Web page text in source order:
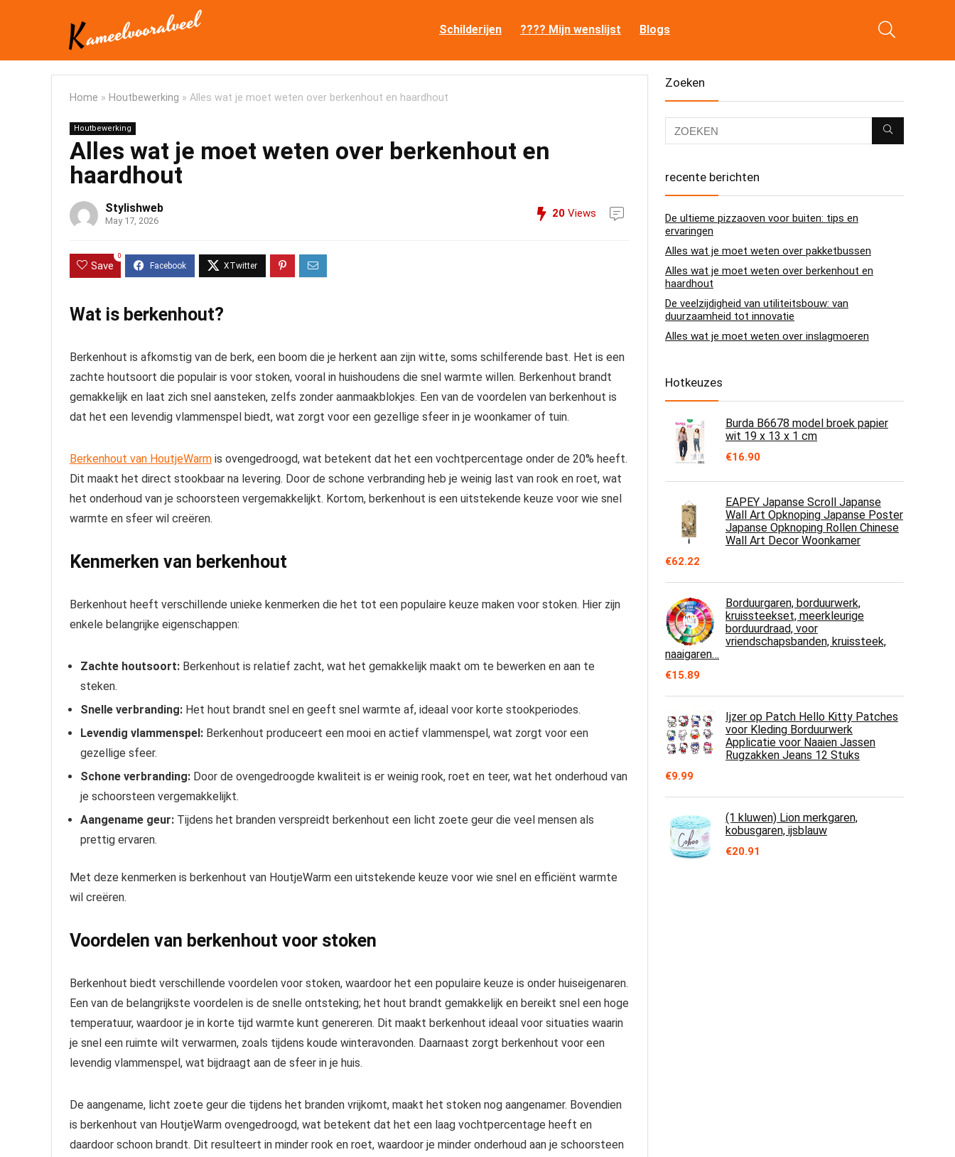
Schilderijen ???? Mijn wenslijst Blogs
Home » Houtbewerking » Alles wat je moet weten over berkenhout en haardhout
Houtbewerking
Alles wat je moet weten over berkenhout en
haardhout
Stylishweb
May 17, 2026
20 Views
Save
0
Wat is berkenhout?
Berkenhout is afkomstig van de berk, een boom die je herkent aan zijn witte, soms schilferende bast. Het is een
zachte houtsoort die populair is voor stoken, vooral in huishoudens die snel warmte willen. Berkenhout brandt
gemakkelijk en laat zich snel aansteken, zelfs zonder aanmaakblokjes. Een van de voordelen van berkenhout is
dat het een levendig vlammenspel biedt, wat zorgt voor een gezellige sfeer in je woonkamer of tuin.
Berkenhout van HoutjeWarm is ovengedroogd, wat betekent dat het een vochtpercentage onder de 20% heeft.
Dit maakt het direct stookbaar na levering. Door de schone verbranding heb je weinig last van rook en roet, wat
het onderhoud van je schoorsteen vergemakkelijkt. Kortom, berkenhout is een uitstekende keuze voor wie snel
warmte en sfeer wil creëren.
Kenmerken van berkenhout
Berkenhout heeft verschillende unieke kenmerken die het tot een populaire keuze maken voor stoken. Hier zijn
enkele belangrijke eigenschappen:
Zachte houtsoort: Berkenhout is relatief zacht, wat het gemakkelijk maakt om te bewerken en aan te
steken.
Snelle verbranding: Het hout brandt snel en geeft snel warmte af, ideaal voor korte stookperiodes.
Levendig vlammenspel: Berkenhout produceert een mooi en actief vlammenspel, wat zorgt voor een
gezellige sfeer.
Schone verbranding: Door de ovengedroogde kwaliteit is er weinig rook, roet en teer, wat het onderhoud van
je schoorsteen vergemakkelijkt.
Aangename geur: Tijdens het branden verspreidt berkenhout een licht zoete geur die veel mensen als
prettig ervaren.
Met deze kenmerken is berkenhout van HoutjeWarm een uitstekende keuze voor wie snel en efficiënt warmte
wil creëren.
Voordelen van berkenhout voor stoken
Berkenhout biedt verschillende voordelen voor stoken, waardoor het een populaire keuze is onder huiseigenaren.
Een van de belangrijkste voordelen is de snelle ontsteking; het hout brandt gemakkelijk en bereikt snel een hoge
temperatuur, waardoor je in korte tijd warmte kunt genereren. Dit maakt berkenhout ideaal voor situaties waarin
je snel een ruimte wilt verwarmen, zoals tijdens koude winteravonden. Daarnaast zorgt berkenhout voor een
levendig vlammenspel, wat bijdraagt aan de sfeer in je huis.
De aangename, licht zoete geur die tijdens het branden vrijkomt, maakt het stoken nog aangenamer. Bovendien
is berkenhout van HoutjeWarm ovengedroogd, wat betekent dat het een laag vochtpercentage heeft en
daardoor schoon brandt. Dit resulteert in minder rook en roet, waardoor je minder onderhoud aan je schoorsteen
Zoeken
recente berichten
De ultieme pizzaoven voor buiten: tips en
ervaringen
Alles wat je moet weten over pakketbussen
Alles wat je moet weten over berkenhout en
haardhout
De veelzijdigheid van utiliteitsbouw: van
duurzaamheid tot innovatie
Alles wat je moet weten over inslagmoeren
Hotkeuzes
Burda B6678 model broek papier
wit 19 x 13 x 1 cm
€16.90
EAPEY Japanse Scroll Japanse
Wall Art Opknoping Japanse Poster
Japanse Opknoping Rollen Chinese
Wall Art Decor Woonkamer
€62.22
Borduurgaren, borduurwerk,
kruissteekset, meerkleurige
borduurdraad, voor
vriendschapsbanden, kruissteek,
naaigaren…
€15.89
Ijzer op Patch Hello Kitty Patches
voor Kleding Borduurwerk
Applicatie voor Naaien Jassen
Rugzakken Jeans 12 Stuks
€9.99
(1 kluwen) Lion merkgaren,
kobusgaren, ijsblauw
€20.91